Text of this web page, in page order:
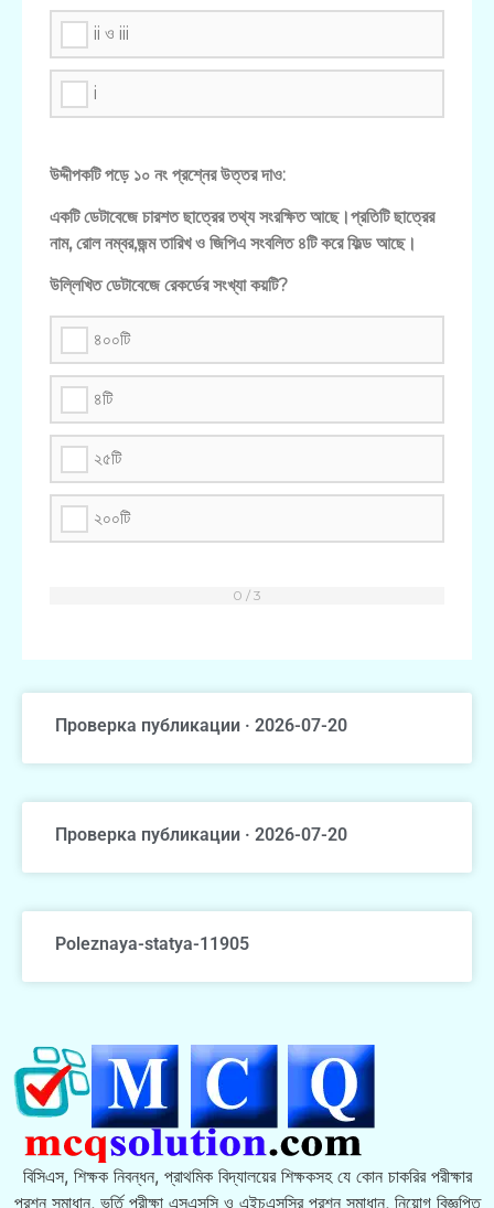
ii ও iii
i
উদ্দীপকটি পড়ে ১০ নং প্রশ্নের উত্তর দাও:
একটি ডেটাবেজে চারশত ছাত্রের তথ্য সংরক্ষিত আছে।প্রতিটি ছাত্রের
নাম, রোল নম্বর,জন্ম তারিখ ও জিপিএ সংবলিত ৪টি করে ফিল্ড আছে।
উল্লিখিত ডেটাবেজে রেকর্ডের সংখ্যা কয়টি?
৪০০টি
৪টি
২৫টি
২০০টি
Проверка публикации · 2026-07-20
Проверка публикации · 2026-07-20
Poleznaya-statya-11905
বিসিএস, শিক্ষক নিবন্ধন, প্রাথমিক বিদ্যালয়ের শিক্ষকসহ যে কোন চাকরির পরীক্ষার
প্রশ্ন সমাধান, ভর্তি পরীক্ষা এসএসসি ও এইচএসসির প্রশ্ন সমাধান, নিয়োগ বিজ্ঞপ্তি